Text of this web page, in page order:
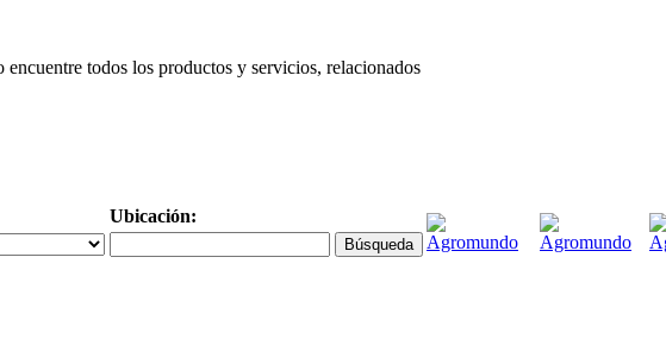
todos los productos y servicios, relacionados
Ubicación: